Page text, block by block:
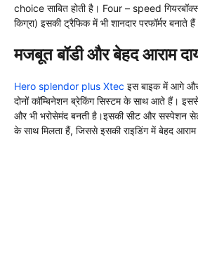
choice साबित होती है। Four – speed
किग्रा) इसकी ट्रैफिक में भी शानदार परफॉर्मर बनाते
मजबूत बॉडी और बेहद आराम
Hero splendor plus Xtec इस बाइक में आगे और
दोनों कॉम्बिनेशन ब्रेकिंग सिस्टम के साथ आते हैं।
और भी भरोसेमंद बनती है।इसकी सीट और सस्पेशन
के साथ मिलता हैं, जिससे इसकी राइडिंग में बेहद आराम